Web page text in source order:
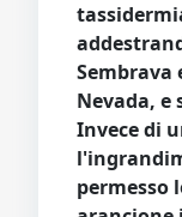
Sembrava
Nevada, e
Invece di
permesso